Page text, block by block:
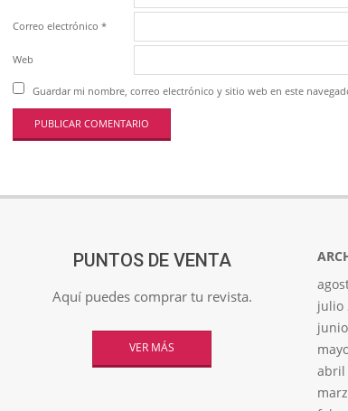
Correo electrónico *
Web
Guardar mi nombre, correo electrónico y sitio web en este
PUNTOS DE VENTA
Aquí puedes comprar tu revista.
VER MÁS
julio
abril